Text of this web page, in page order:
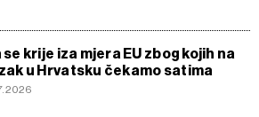
krije iza mjera EU zbog kojih na
u Hrvatsku čekamo satima